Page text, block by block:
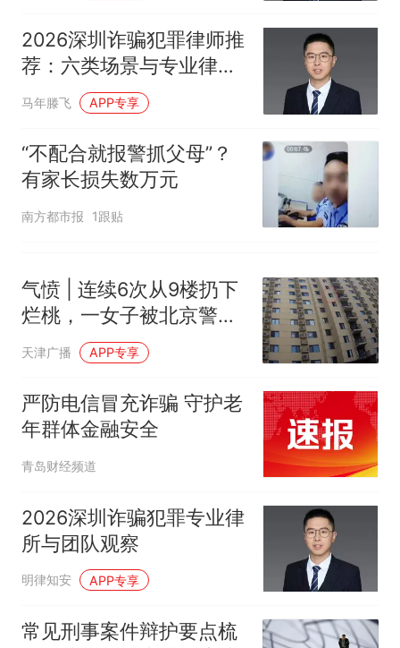
争议，此前一天内数万人从摩
洛哥涌入西班牙
2026深圳诈骗犯罪律师推
荐：六类场景与专业律师
选型参考
马年滕飞 APP专享
“不配合就报警抓父母”？
有家长损失数万元
南方都市报 1跟贴
气愤 | 连续6次从9楼扔下
烂桃，一女子被北京警方
查获！
天津广播 APP专享
严防电信冒充诈骗 守护老
年群体金融安全
青岛财经频道
2026深圳诈骗犯罪专业律
所与团队观察
明律知安 APP专享
常见刑事案件辩护要点梳